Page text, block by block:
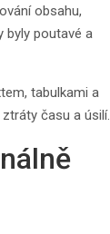
obsahu,
byly poutavé a
tabulkami a
času a úsilí.